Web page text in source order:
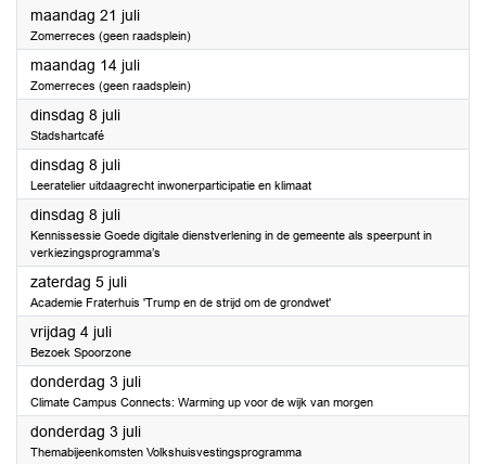
maandag 21 juli2025
Zomerreces (geen raadsplein)
maandag 14 juli2025
Zomerreces (geen raadsplein)
dinsdag 8 juli2025
Stadshartcafé
dinsdag 8 juli2025
Leeratelier uitdaagrecht inwonerparticipatie en klimaat
dinsdag 8 juli2025
Kennissessie Goede digitale dienstverlening in de gemeente als speerpunt in
verkiezingsprogramma’s
zaterdag 5 juli2025
Academie Fraterhuis 'Trump en de strijd om de grondwet'
vrijdag 4 juli2025
Bezoek Spoorzone
donderdag 3 juli2025
Climate Campus Connects: Warming up voor de wijk van morgen
donderdag 3 juli2025
Themabijeenkomsten Volkshuisvestingsprogramma